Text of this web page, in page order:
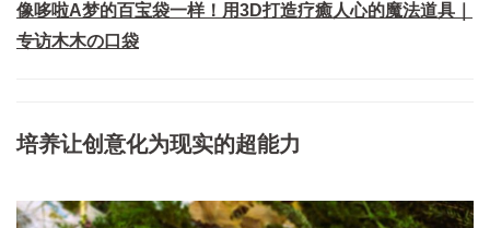
像哆啦A梦的百宝袋一样！用3D打造疗癒人心的魔法道具｜
专访木木の口袋
培养让创意化为现实的超能力